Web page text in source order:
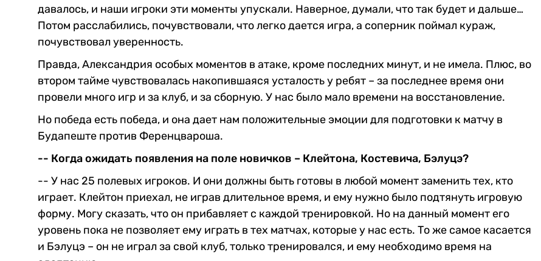
давалось, и наши игроки эти моменты упускали. Наверное, думали, что так будет и дальше…
Потом расслабились, почувствовали, что легко дается игра, а соперник поймал кураж,
почувствовал уверенность.
Правда, Александрия особых моментов в атаке, кроме последних минут, и не имела. Плюс, во
втором тайме чувствовалась накопившаяся усталость у ребят – за последнее время они
провели много игр и за клуб, и за сборную. У нас было мало времени на восстановление.
Но победа есть победа, и она дает нам положительные эмоции для подготовки к матчу в
Будапеште против Ференцвароша.
-- Когда ожидать появления на поле новичков – Клейтона, Костевича, Бэлуцэ?
-- У нас 25 полевых игроков. И они должны быть готовы в любой момент заменить тех, кто
играет. Клейтон приехал, не играв длительное время, и ему нужно было подтянуть игровую
форму. Могу сказать, что он прибавляет с каждой тренировкой. Но на данный момент его
уровень пока не позволяет ему играть в тех матчах, которые у нас есть. То же самое касается
и Бэлуцэ – он не играл за свой клуб, только тренировался, и ему необходимо время на